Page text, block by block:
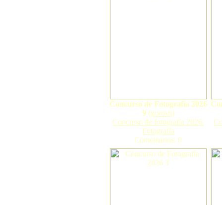
Concurso de Fotografía 2026
9 (gorosti)
Concurso de fotografía 2026.
Fotografía
Comentarios: 0